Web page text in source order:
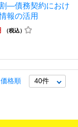
―債務契約におけ
報の活用
（税込）
価格順